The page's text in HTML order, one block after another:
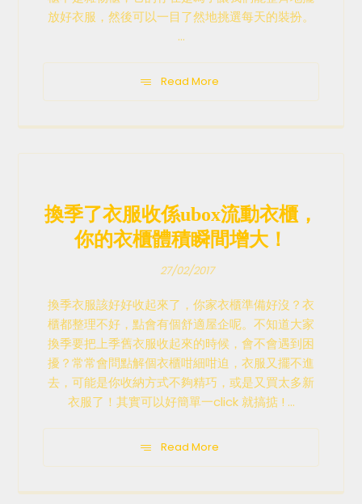
放好衣服，然後可以一目了然地挑選每天的裝扮。
...
Read More
換季了衣服收係ubox流動衣櫃，
你的衣櫃體積瞬間增大！
27/02/2017
換季衣服該好好收起來了，你家衣櫃準備好沒？衣
櫃都整理不好，點會有個舒適屋企呢。不知道大家
換季要把上季舊衣服收起來的時候，會不會遇到困
擾？常常會問點解個衣櫃咁細咁迫，衣服又擺不進
去，可能是你收納方式不夠精巧，或是又買太多新
衣服了！其實可以好簡單一click 就搞掂 ! ...
Read More